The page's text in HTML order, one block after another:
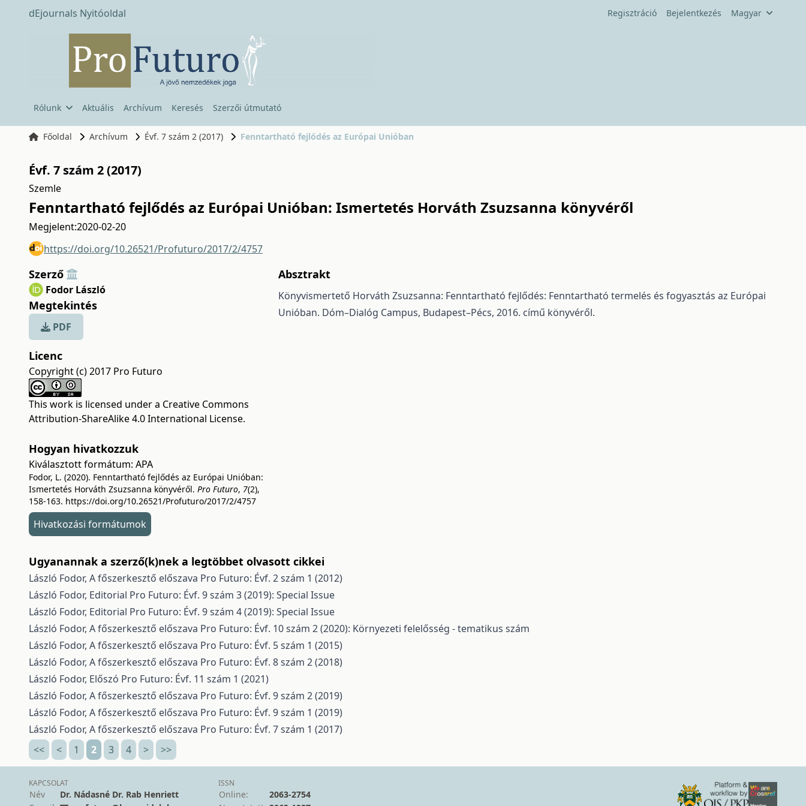
dEjournals Nyitóoldal Regisztráció Bejelentkezés Magyar
Rólunk Aktuális Archívum Keresés Szerzői útmutató
Főoldal Archívum Évf. 7 szám 2 (2017) Fenntartható fejlődés az Európai Unióban
Évf. 7 szám 2 (2017)
Szemle
Fenntartható fejlődés az Európai Unióban: Ismertetés Horváth Zsuzsanna könyvéről
Megjelent:2020-02-20
https://doi.org/10.26521/Profuturo/2017/2/4757
Szerző
Fodor László
Megtekintés
PDF
Licenc
Copyright (c) 2017 Pro Futuro
This work is licensed under a Creative Commons
Attribution-ShareAlike 4.0 International License.
Hogyan hivatkozzuk
Kiválasztott formátum: APA
Fodor, L. (2020). Fenntartható fejlődés az Európai Unióban:
Ismertetés Horváth Zsuzsanna könyvéről. Pro Futuro, 7(2),
158-163. https://doi.org/10.26521/Profuturo/2017/2/4757
Hivatkozási formátumok
Absztrakt
Könyvismertető Horváth Zsuzsanna: Fenntartható fejlődés: Fenntartható termelés és fogyasztás az Európai
Unióban. Dóm–Dialóg Campus, Budapest–Pécs, 2016. című könyvéről.
Ugyanannak a szerző(k)nek a legtöbbet olvasott cikkei
László Fodor, A főszerkesztő előszava Pro Futuro: Évf. 2 szám 1 (2012)
László Fodor, Editorial Pro Futuro: Évf. 9 szám 3 (2019): Special Issue
László Fodor, Editorial Pro Futuro: Évf. 9 szám 4 (2019): Special Issue
László Fodor, A főszerkesztő előszava Pro Futuro: Évf. 10 szám 2 (2020): Környezeti felelősség - tematikus szám
László Fodor, A főszerkesztő előszava Pro Futuro: Évf. 5 szám 1 (2015)
László Fodor, A főszerkesztő előszava Pro Futuro: Évf. 8 szám 2 (2018)
László Fodor, Előszó Pro Futuro: Évf. 11 szám 1 (2021)
László Fodor, A főszerkesztő előszava Pro Futuro: Évf. 9 szám 2 (2019)
László Fodor, A főszerkesztő előszava Pro Futuro: Évf. 9 szám 1 (2019)
László Fodor, A főszerkesztő előszava Pro Futuro: Évf. 7 szám 1 (2017)
<<
< 1 2 3 4 > >>
KAPCSOLAT
Név
Dr. Nádasné Dr. Rab Henriett
ISSN
Online:
2063-2754